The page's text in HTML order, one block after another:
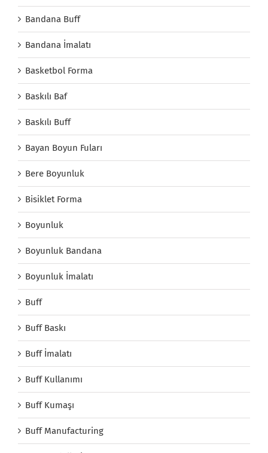
Bandana Buff
Bandana İmalatı
Basketbol Forma
Baskılı Baf
Baskılı Buff
Bayan Boyun Fuları
Bere Boyunluk
Bisiklet Forma
Boyunluk
Boyunluk Bandana
Boyunluk İmalatı
Buff
Buff Baskı
Buff İmalatı
Buff Kullanımı
Buff Kumaşı
Buff Manufacturing